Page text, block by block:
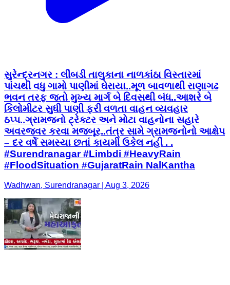
સુરેન્દ્રનગર : લીંબડી તાલુકાના નાળકાંઠા વિસ્તારમાં
પાંચથી વધુ ગામો પાણીમાં ઘેરાયા..મૂળ બાવળાથી રાણાગઢ
ભવન તરફ જતો મુખ્ય માર્ગ બે દિવસથી બંધ..આશરે બે
કિલોમીટર સુધી પાણી ફરી વળતા વાહન વ્યવહાર
ઠપ્પ..ગ્રામજનો ટ્રેક્ટર અને મોટા વાહનોના સહારે
અવરજવર કરવા મજબૂર..તંત્ર સામે ગ્રામજનોનો આક્ષેપ
– દર વર્ષે સમસ્યા છતાં કાયમી ઉકેલ નહીં . .
#Surendranagar #Limbdi #HeavyRain
#FloodSituation #GujaratRain NalKantha
Wadhwan, Surendranagar | Aug 3, 2026